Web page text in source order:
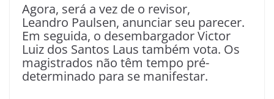
Agora, será a vez de o revisor,
Leandro Paulsen, anunciar seu parecer.
Em seguida, o desembargador Victor
Luiz dos Santos Laus também vota. Os
magistrados não têm tempo pré-
determinado para se manifestar.